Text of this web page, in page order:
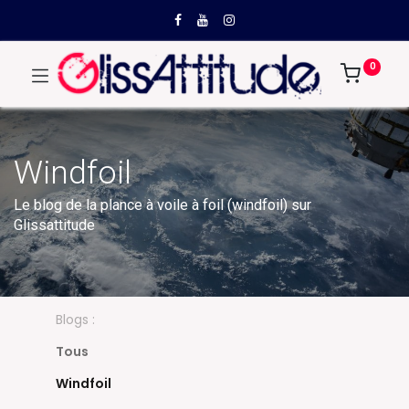
0
Windfoil
Le blog de la plance à voile à foil (windfoil) sur
Glissattitude
Blogs :
Tous
Windfoil